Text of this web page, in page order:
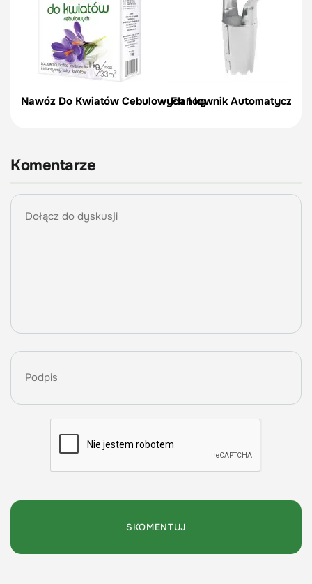
Nawóz Do Kwiatów Cebulowych 1 kgFlancownik Automatyczny
Komentarze